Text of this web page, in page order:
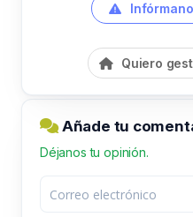
Quiero
Añade tu
Déjanos tu opinión.